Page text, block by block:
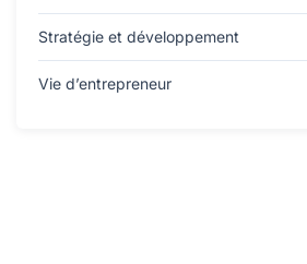
Stratégie et développement
Vie d’entrepreneur